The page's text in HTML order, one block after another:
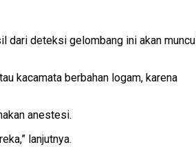
dari deteksi gelombang ini akan muncul
kacamata berbahan logam, karena
anestesi.
lanjutnya.